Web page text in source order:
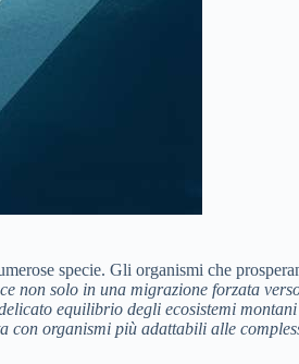
specie. Gli organismi che
non solo in una migrazione forzata
equilibrio degli ecosistemi
con organismi più adattabili alle